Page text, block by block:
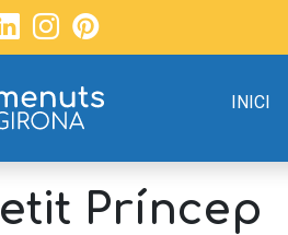
INICI
Príncep